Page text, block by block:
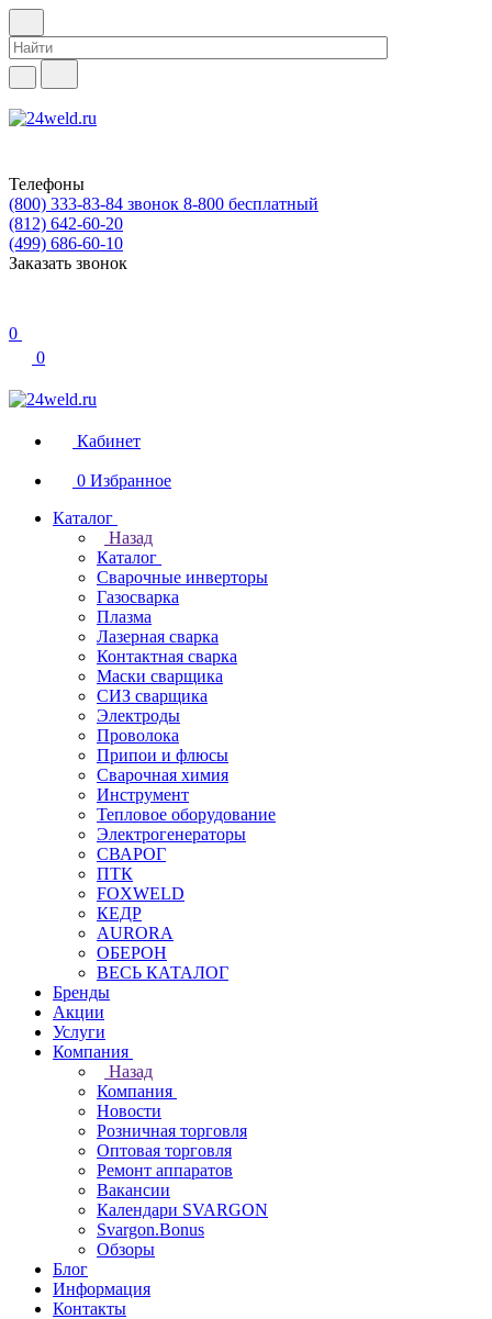
Телефоны
(800) 333-83-84 звонок 8-800 бесплатный
(812) 642-60-20
(499) 686-60-10
Заказать звонок
0
0
Кабинет
0 Избранное
Каталог
Назад
Каталог
Сварочные инверторы
Газосварка
Плазма
Лазерная сварка
Контактная сварка
Маски сварщика
СИЗ сварщика
Электроды
Проволока
Припои и флюсы
Сварочная химия
Инструмент
Тепловое оборудование
Электрогенераторы
СВАРОГ
ПТК
FOXWELD
КЕДР
AURORA
ОБЕРОН
ВЕСЬ КАТАЛОГ
Бренды
Акции
Услуги
Компания
Назад
Компания
Новости
Розничная торговля
Оптовая торговля
Ремонт аппаратов
Вакансии
Календари SVARGON
Svargon.Bonus
Обзоры
Блог
Информация
Контакты